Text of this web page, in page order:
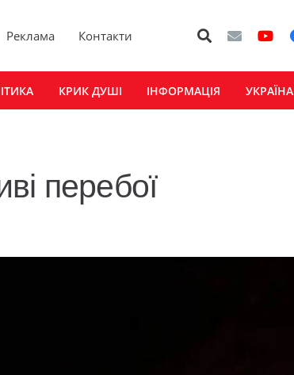
Реклама Контакти
КРИК ДУШІ ІНФОРМАЦІЯ УКРАЇНА
перебої